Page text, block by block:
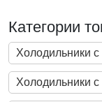
Категории
Холодильники
Холодильники